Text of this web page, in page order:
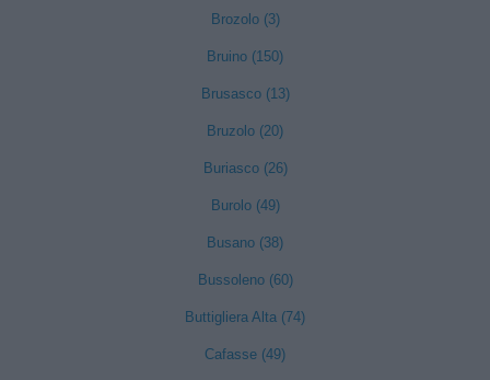
Brozolo (3)
Bruino (150)
Brusasco (13)
Bruzolo (20)
Buriasco (26)
Burolo (49)
Busano (38)
Bussoleno (60)
Buttigliera Alta (74)
Cafasse (49)